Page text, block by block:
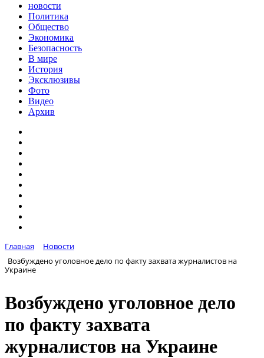
новости
Политика
Общество
Экономика
Безопасность
В мире
История
Эксклюзивы
Фото
Видео
Архив
Главная
Новости
Возбуждено уголовное дело по факту захвата журналистов на
Украине
Возбуждено уголовное дело
по факту захвата
журналистов на Украине